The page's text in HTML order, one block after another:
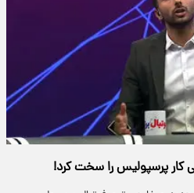
پرسپولیس را سخت کرد!